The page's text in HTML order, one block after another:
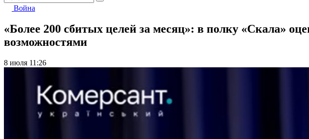
Война
«Более 200 сбитых целей за месяц»: в полку «Скала»
возможностями
8 июля 11:26